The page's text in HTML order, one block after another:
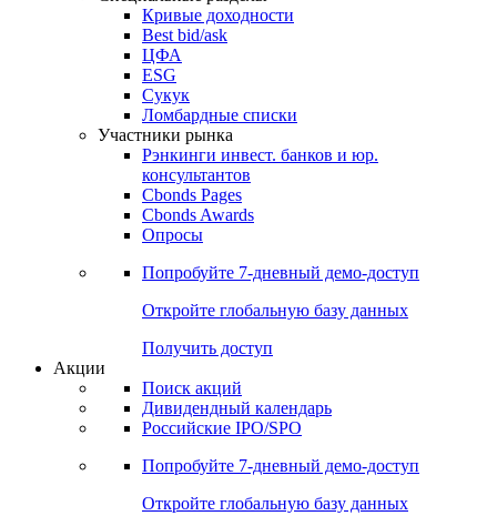
Кривые доходности
Best bid/ask
ЦФА
ESG
Сукук
Ломбардные списки
Участники рынка
Рэнкинги инвест. банков и юр.
консультантов
Cbonds Pages
Cbonds Awards
Опросы
Попробуйте 7-дневный демо-доступ
Откройте глобальную базу данных
Получить доступ
Акции
Поиск акций
Дивидендный календарь
Российские IPO/SPO
Попробуйте 7-дневный демо-доступ
Откройте глобальную базу данных